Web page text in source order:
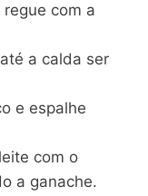
com a
a calda ser
e espalhe
com o
a ganache.